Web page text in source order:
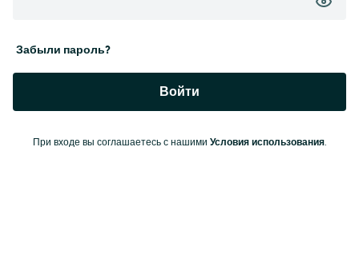
Забыли пароль?
Войти
При входе вы соглашаетесь с нашими Условия использования.